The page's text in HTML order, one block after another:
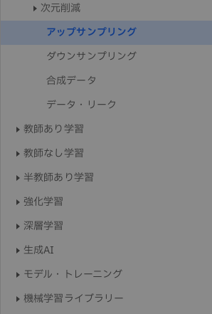
次元削減
アップサンプリング
ダウンサンプリング
合成データ
データ・リーク
教師あり学習
教師なし学習
半教師あり学習
強化学習
深層学習
生成AI
モデル・トレーニング
機械学習ライブラリー